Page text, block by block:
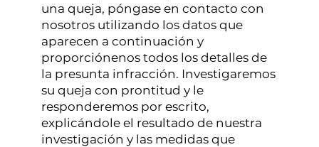
una queja, póngase en contacto con
nosotros utilizando los datos que
aparecen a continuación y
proporciónenos todos los detalles de
la presunta infracción. Investigaremos
su queja con prontitud y le
responderemos por escrito,
explicándole el resultado de nuestra
investigación y las medidas que